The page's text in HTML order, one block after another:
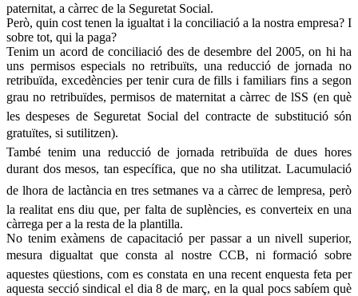
paternitat, a càrrec de la Seguretat Social.
Però, quin cost tenen la igualtat i la conciliació a la nostra empresa? I
sobre tot, qui la paga?
Tenim un acord de conciliació des de desembre del 2005, on hi ha
uns permisos especials no retribuïts, una reducció de jornada no
retribuïda, excedències per tenir cura de fills i familiars fins a segon
grau no retribuïdes, permisos de maternitat a càrrec de lSS (en què
les despeses de Seguretat Social del contracte de substitució són
gratuïtes, si sutilitzen).
També tenim una reducció de jornada retribuïda de dues hores
durant dos mesos, tan específica, que no sha utilitzat. Lacumulació
de lhora de lactància en tres setmanes va a càrrec de lempresa, però
la realitat ens diu que, per falta de suplències, es converteix en una
càrrega per a la resta de la plantilla.
No tenim exàmens de capacitació per passar a un nivell superior,
mesura digualtat que consta al nostre CCB, ni formació sobre
aquestes qüestions, com es constata en una recent enquesta feta per
aquesta secció sindical el dia 8 de març, en la qual pocs sabíem què